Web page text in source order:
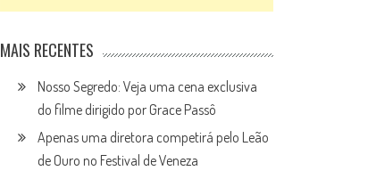
MAIS RECENTES
Nosso Segredo: Veja uma cena exclusiva
do filme dirigido por Grace Passô
Apenas uma diretora competirá pelo Leão
de Ouro no Festival de Veneza